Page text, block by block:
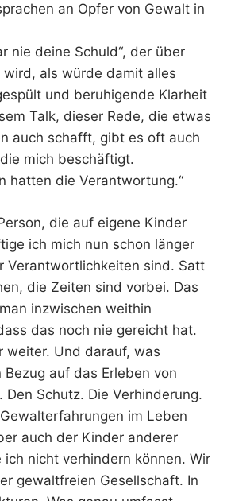
an Opfer von Gewalt in
nie deine Schuld“, der über
wird, als würde damit alles
und beruhigende Klarheit
Talk, dieser Rede, die etwas
auch schafft, gibt es oft auch
mich beschäftigt.
hatten die Verantwortung.“
die auf eigene Kinder
ich mich nun schon länger
Verantwortlichkeiten sind. Satt
die Zeiten sind vorbei. Das
inzwischen weithin
das noch nie gereicht hat.
weiter. Und darauf, was
auf das Erleben von
Schutz. Die Verhinderung.
im Leben
auch der Kinder anderer
ich nicht verhindern können. Wir
gewaltfreien Gesellschaft. In